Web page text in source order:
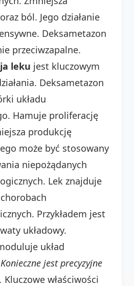
ból. Jego działanie
Deksametazon
przeciwzapalne.
leku jest kluczowym
Deksametazon
układu
Hamuje proliferację
produkcję
może być stosowany
niepożądanych
Lek znajduje
Przykładem jest
układowy.
układ
Konieczne jest precyzyjne
Kluczowe właściwości